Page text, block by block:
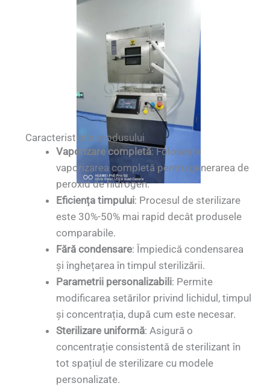
Caracteristicile produsului
Vaporizare completă: Folosește
vaporizarea completă pentru generarea de
peroxid de hidrogen.
Eficiența timpului: Procesul de sterilizare
este 30%-50% mai rapid decât produsele
comparabile.
Fără condensare: Împiedică condensarea
și înghețarea în timpul sterilizării.
Parametrii personalizabili: Permite
modificarea setărilor privind lichidul, timpul
și concentrația, după cum este necesar.
Sterilizare uniformă: Asigură o
concentrație consistentă de sterilizant în
tot spațiul de sterilizare cu modele
personalizate.